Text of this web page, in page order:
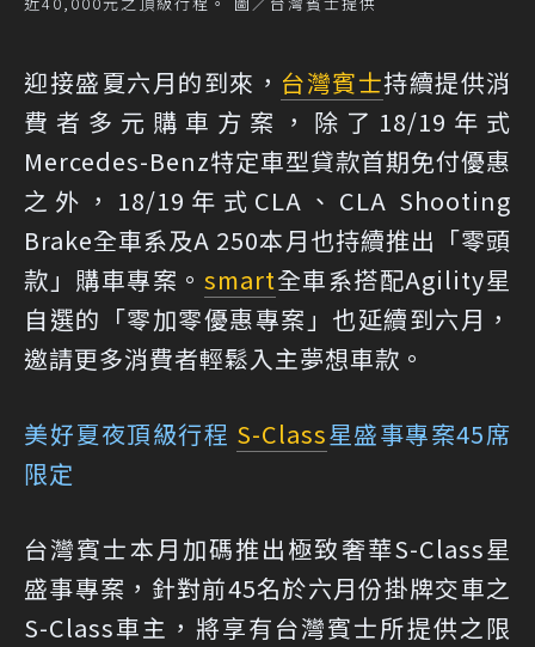
迎接盛夏六月的到來， 台灣賓士持續提供消
費者多元購車方案，除了18/19年式
Mercedes-Benz特定車型貸款首期免付優惠
之外，18/19年式CLA、CLA Shooting
Brake全車系及A 250本月也持續推出「零頭
款」購車專案。 smart全車系搭配Agility星
自選的「零加零優惠專案」也延續到六月，
邀請更多消費者輕鬆入主夢想車款。
美好夏夜頂級行程 S-Class星盛事專案45席
限定
台灣賓士本月加碼推出極致奢華S-Class星
盛事專案，針對前45名於六月份掛牌交車之
S-Class車主，將享有台灣賓士所提供之限